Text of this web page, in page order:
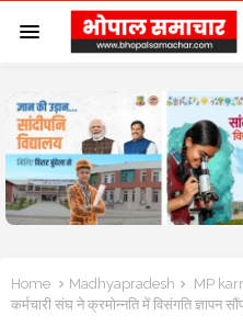
Home Madhyapradesh
MP
कर्मचारी संघ ने क्रमोन्नति में विसंगति ज्ञापन